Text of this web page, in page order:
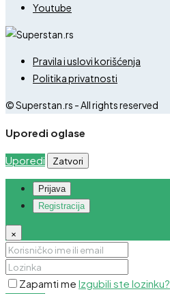
Youtube
Pravila i uslovi korišćenja
Politika privatnosti
© Superstan.rs - All rights reserved
Uporedi oglase
Uporedi Zatvori
Prijava
Registracija
×
Zapamti me Izgubili ste lozinku?